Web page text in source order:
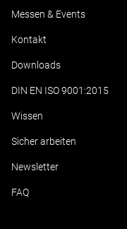
Messen & Events
Kontakt
Downloads
DIN EN ISO 9001:2015
Wissen
Sicher arbeiten
Newsletter
FAQ